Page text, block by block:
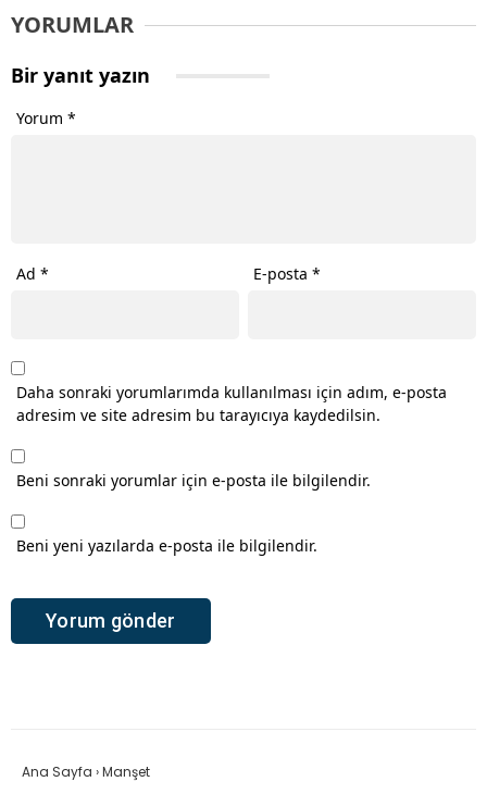
YORUMLAR
Bir yanıt yazın
Yorum *
Ad * E-posta*
Daha sonraki yorumlarımda kullanılması için adım, e-posta
adresim ve site adresim bu tarayıcıya kaydedilsin.
Beni sonraki yorumlar için e-posta ile bilgilendir.
Beni yeni yazılarda e-posta ile bilgilendir.
Ana Sayfa ›Manşet